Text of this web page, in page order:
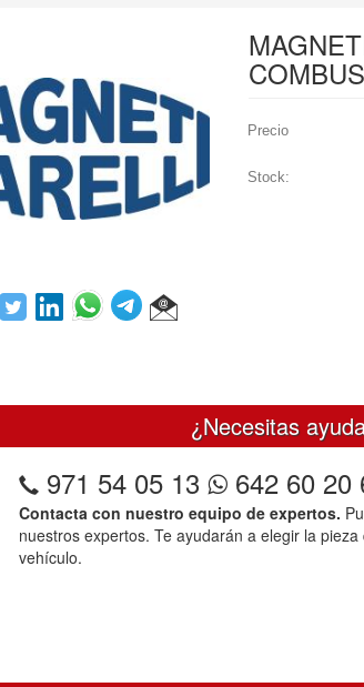
Precio
Stock:
¿Necesitas
971 54 05 13 642 60 20
Contacta con nuestro equipo de expertos.
nuestros expertos. Te ayudarán a elegir la
vehículo.